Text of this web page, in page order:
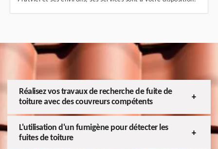
Réalisez vos travaux de recherche de fuite de
toiture avec des couvreurs compétents
L'utilisation d'un fumigène pour détecter les
fuites de toiture